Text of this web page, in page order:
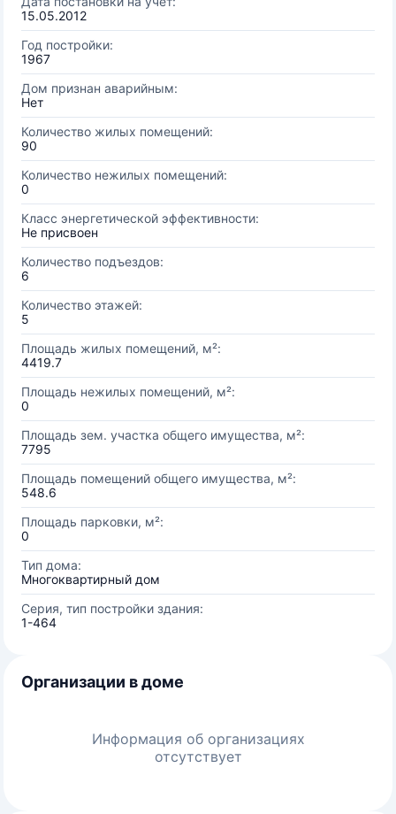
15.05.2012
Год постройки:
1967
Дом признан аварийным:
Нет
Количество жилых помещений:
90
Количество нежилых помещений:
0
Класс энергетической эффективности:
Не присвоен
Количество подъездов:
6
Количество этажей:
5
Площадь жилых помещений, м²:
4419.7
Площадь нежилых помещений, м²:
0
Площадь зем. участка общего имущества, м²:
7795
Площадь помещений общего имущества, м²:
548.6
Площадь парковки, м²:
0
Тип дома:
Многоквартирный дом
Серия, тип постройки здания:
1-464
Организации в доме
Информация об организациях
отсутствует